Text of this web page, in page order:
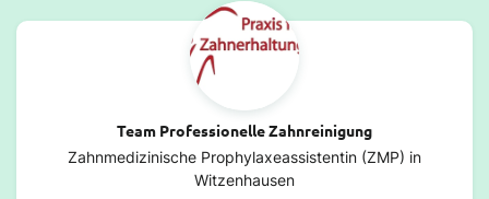
Team Professionelle Zahnreinigung
Zahnmedizinische Prophylaxeassistentin (ZMP) in
Witzenhausen